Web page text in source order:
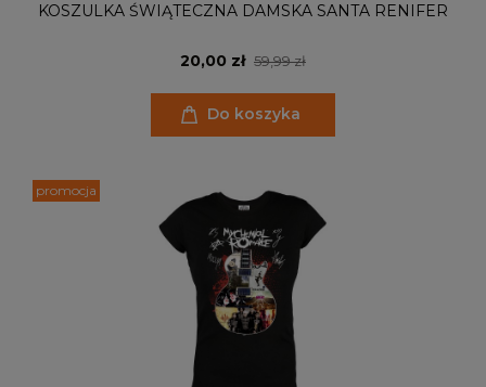
KOSZULKA ŚWIĄTECZNA DAMSKA SANTA RENIFER
20,00 zł 59,99 zł
Do koszyka
promocja